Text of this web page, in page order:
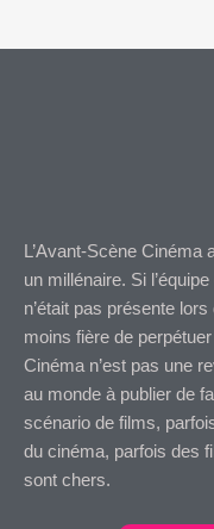
L’Avant-Scène
un millénaire. Si
n’était pas présente
moins fière de
Cinéma n’est pas une
au monde à publier de
scénario de films,
du cinéma, parfois des
sont chers.